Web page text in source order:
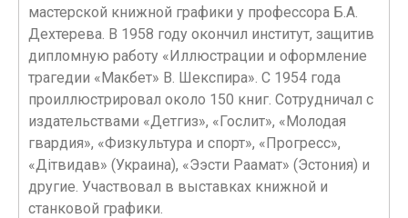
мастерской книжной графики у профессора Б.А.
Дехтерева. В 1958 году окончил институт, защитив
дипломную работу «Иллюстрации и оформление
трагедии «Макбет» В. Шекспира». С 1954 года
проиллюстрировал около 150 книг. Сотрудничал с
издательствами «Детгиз», «Гослит», «Молодая
гвардия», «Физкультура и спорт», «Прогресс»,
«Дiтвидав» (Украина), «Ээсти Раамат» (Эстония) и
другие. Участвовал в выставках книжной и
станковой графики.